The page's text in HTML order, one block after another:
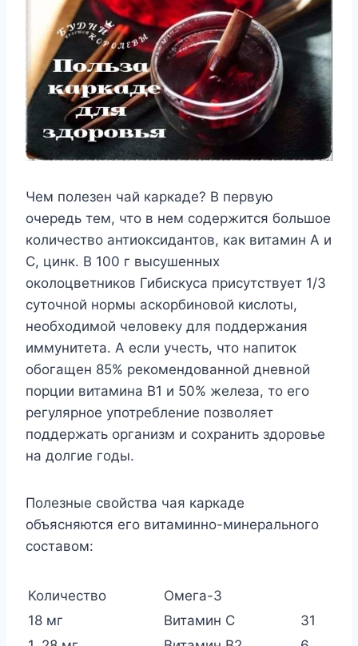
Чем полезен чай каркаде? В первую
очередь тем, что в нем содержится большое
количество антиоксидантов, как витамин А и
С, цинк. В 100 г высушенных
околоцветников Гибискуса присутствует 1/3
суточной нормы аскорбиновой кислоты,
необходимой человеку для поддержания
иммунитета. А если учесть, что напиток
обогащен 85% рекомендованной дневной
порции витамина В1 и 50% железа, то его
регулярное употребление позволяет
поддержать организм и сохранить здоровье
на долгие годы.
Полезные свойства чая каркаде
объясняются его витаминно-минерального
составом:
Количество
Омега-3
18 мг
Витамин С
31